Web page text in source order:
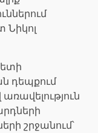
Նիկոլ
դեպքում
շրջանում՝